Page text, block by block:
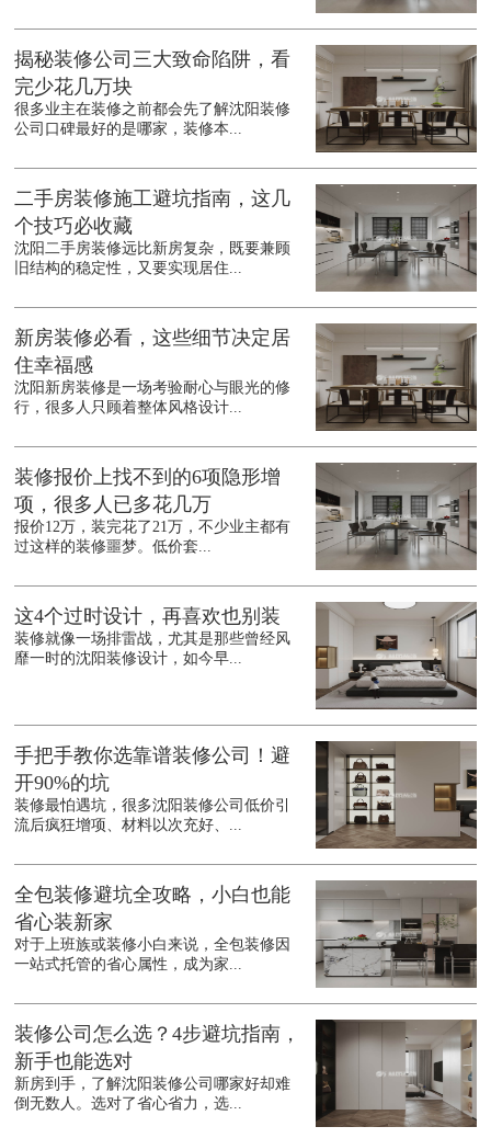
揭秘装修公司三大致命陷阱，看
完少花几万块
很多业主在装修之前都会先了解沈阳装修
公司口碑最好的是哪家，装修本...
二手房装修施工避坑指南，这几
个技巧必收藏
沈阳二手房装修远比新房复杂，既要兼顾
旧结构的稳定性，又要实现居住...
新房装修必看，这些细节决定居
住幸福感
沈阳新房装修是一场考验耐心与眼光的修
行，很多人只顾着整体风格设计...
装修报价上找不到的6项隐形增
项，很多人已多花几万
报价12万，装完花了21万，不少业主都有
过这样的装修噩梦。低价套...
这4个过时设计，再喜欢也别装
装修就像一场排雷战，尤其是那些曾经风
靡一时的沈阳装修设计，如今早...
手把手教你选靠谱装修公司！避
开90%的坑
装修最怕遇坑，很多沈阳装修公司低价引
流后疯狂增项、材料以次充好、...
全包装修避坑全攻略，小白也能
省心装新家
对于上班族或装修小白来说，全包装修因
一站式托管的省心属性，成为家...
装修公司怎么选？4步避坑指南，
新手也能选对
新房到手，了解沈阳装修公司哪家好却难
倒无数人。选对了省心省力，选...